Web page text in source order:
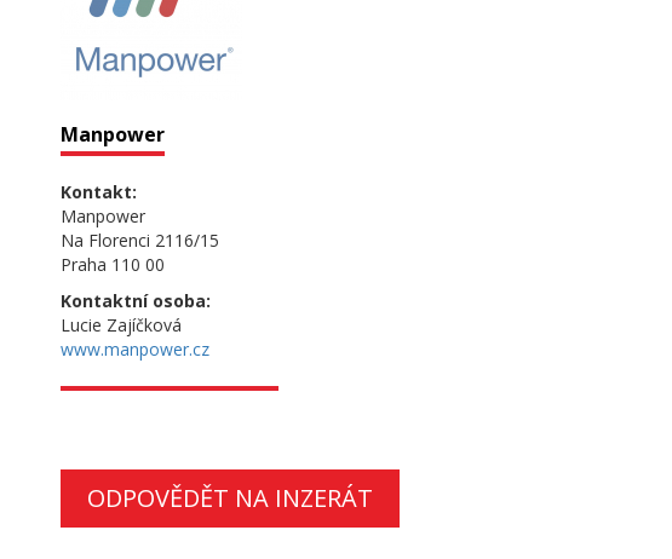
Manpower
Kontakt:
Manpower
Na Florenci 2116/15
Praha 110 00
Kontaktní osoba:
Lucie Zajíčková
www.manpower.cz
ODPOVĚDĚT NA INZERÁT